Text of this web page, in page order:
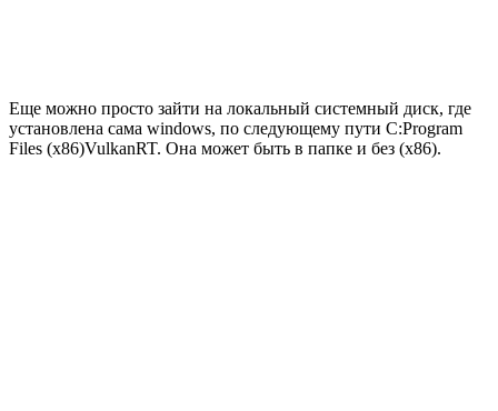
Еще можно просто зайти на локальный системный диск, где
установлена сама windows, по следующему пути C:Program
Files (x86)VulkanRT. Она может быть в папке и без (x86).